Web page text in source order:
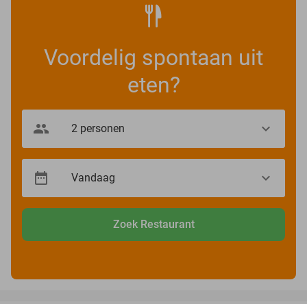
Voordelig spontaan uit
eten?
Zoek Restaurant